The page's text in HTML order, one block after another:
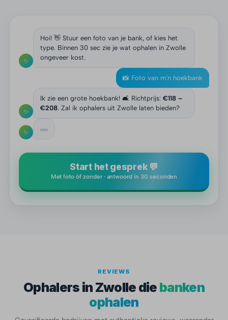
✨
Hoi! 👋 Stuur een foto van je bank, of kies het
type. Binnen 30 sec zie je wat ophalen in Zwolle
ongeveer kost.
📸 Foto van m'n hoekbank
✨
Ik zie een grote hoekbank! 🛋️ Richtprijs: €118 –
€208. Zal ik ophalers uit Zwolle laten bieden?
✨
Start het gesprek 💬
Met foto óf zonder · antwoord in 30 seconden
REVIEWS
Ophalers in Zwolle die banken
ophalen